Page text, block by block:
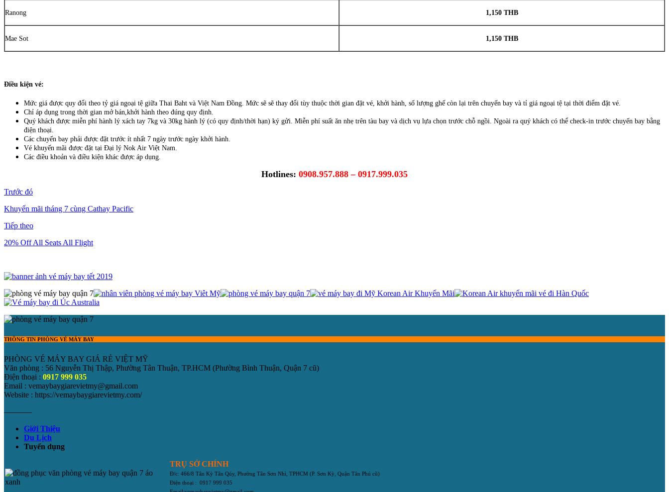
Ranong 1,150 THB
Mae Sot 1,150 THB
Điều kiện vé:
Mức giá được quy đổi theo tỷ giá ngoại tệ giữa Thai Baht và Việt Nam Đồng. Mức sẽ sẽ thay đổi tùy thuộc thời gian đặt vé, khởi hành, số lượng ghế còn lại trên chuyến bay và tỉ giá ngoại tệ tại thời điểm đặt vé.
Chỉ áp dụng trong thời gian mở bán,khởi hành theo đúng quy định.
Quý khách được miễn phí hành lý xách tay 7kg và 30kg hành lý (có quy định/thời hạn) ký gửi. Miễn phí suất ăn nhẹ trên tàu bay và dịch vụ lựa chọn trước chỗ ngồi. Ngoài ra quý khách có thể check-in trước chuyến bay bằng
điện thoại.
Các chuyến bay phải được đặt trước ít nhất 7 ngày trước ngày khởi hành.
Vé khuyến mãi được đặt tại Đại lý Nok Air Việt Nam.
Các điều khoản và điều kiện khác được áp dụng.
Hotlines: 0908.957.888 – 0917.999.035
Trước đó
Khuyến mãi tháng 7 cùng Cathay Pacific
Tiếp theo
20% Off All Seats All Flight
THÔNG TIN PHÒNG VÉ MÁY BAY
PHÒNG VÉ MÁY BAY GIÁ RẺ VIỆT MỸ
Văn phòng : 56 Nguyễn Thị Thập, Phường Tân Thuận, TP.HCM (Phường Bình Thuận, Quận 7 cũ)
Điện thoại : 0917 999 035
Email : vemaybaygiarevietmy@gmail.com
Website : https://vemaybaygiarevietmy.com/
———–
Giới Thiệu
Du Lịch
Tuyển dụng
TRỤ SỞ CHÍNH
Đ/c: 466/8 Tân Kỳ Tân Qúy, Phường Tân Sơn Nhì, TPHCM (P. Sơn Kỳ, Quận Tân Phú cũ)
Điện thoại : 0917 999 035